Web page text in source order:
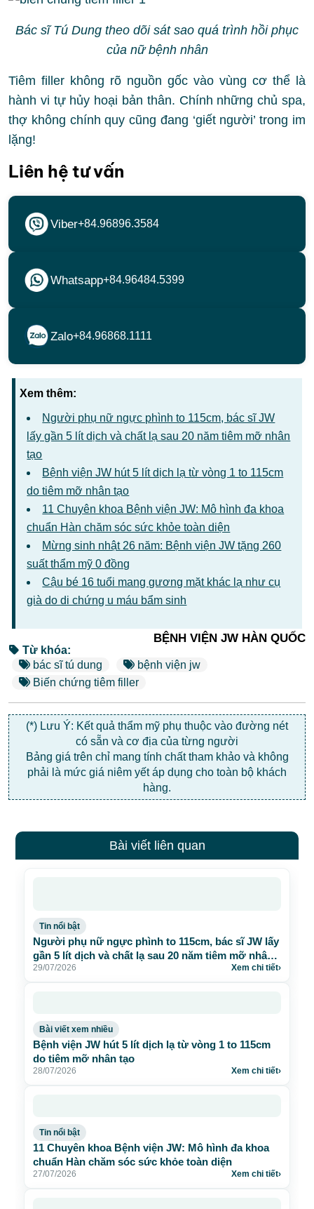
Bác sĩ Tú Dung theo dõi sát sao quá trình hồi phục
của nữ bệnh nhân
Tiêm filler không rõ nguồn gốc vào vùng cơ thể là
hành vi tự hủy hoại bản thân. Chính những chủ spa,
thợ không chính quy cũng đang ‘giết người’ trong im
lặng!
Liên hệ tư vấn
Viber+84.96896.3584
Whatsapp+84.96484.5399
Zalo+84.96868.1111
Xem thêm:
Người phụ nữ ngực phình to 115cm, bác sĩ JW
lấy gần 5 lít dịch và chất lạ sau 20 năm tiêm mỡ nhân
tạo
Bệnh viện JW hút 5 lít dịch lạ từ vòng 1 to 115cm
do tiêm mỡ nhân tạo
11 Chuyên khoa Bệnh viện JW: Mô hình đa khoa
chuẩn Hàn chăm sóc sức khỏe toàn diện
Mừng sinh nhật 26 năm: Bệnh viện JW tặng 260
suất thẩm mỹ 0 đồng
Cậu bé 16 tuổi mang gương mặt khác lạ như cụ
già do di chứng u máu bẩm sinh
BỆNH VIỆN JW HÀN QUỐC
Từ khóa:
bác sĩ tú dung
bệnh viện jw
Biến chứng tiêm filler
(*) Lưu Ý: Kết quả thẩm mỹ phụ thuộc vào đường nét
có sẵn và cơ địa của từng người
Bảng giá trên chỉ mang tính chất tham khảo và không
phải là mức giá niêm yết áp dụng cho toàn bộ khách
hàng.
Bài viết liên quan
Tin nổi bật
Người phụ nữ ngực phình to 115cm, bác sĩ JW lấy
gần 5 lít dịch và chất lạ sau 20 năm tiêm mỡ nhân
tạo
29/07/2026 Xem chi tiết›
Bài viết xem nhiều
Bệnh viện JW hút 5 lít dịch lạ từ vòng 1 to 115cm
do tiêm mỡ nhân tạo
28/07/2026 Xem chi tiết›
Tin nổi bật
11 Chuyên khoa Bệnh viện JW: Mô hình đa khoa
chuẩn Hàn chăm sóc sức khỏe toàn diện
27/07/2026 Xem chi tiết›